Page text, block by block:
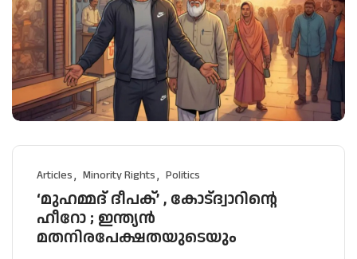
Articles Minority Rights Politics
‘മുഹമ്മദ് ദീപക്’ , കോട്ദ്വാറിൻ്റെ
ഹീറോ ; ഇന്ത്യൻ
മതനിരപേക്ഷതയുടെയും